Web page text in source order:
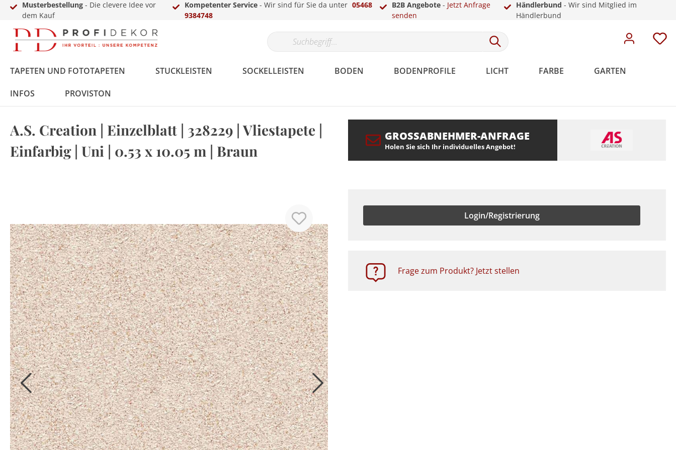
Musterbestellung - Die clevere Idee vor
dem Kauf
Kompetenter Service - Wir sind für Sie da unter 05468
9384748
B2B Angebote- Jetzt Anfrage
senden
Händlerbund - Wir sind Mitglied im
Händlerbund
TAPETEN UND FOTOTAPETEN STUCKLEISTEN SOCKELLEISTEN BODEN BODENPROFILE LICHT FARBE GARTEN
INFOS PROVISTON
Fototapeten Überstreichbar
Meistervlies
Meistervlies Pro
Meistervlies Creativ
Meistervlies Pure
Malervlies
Kollektionsbücher
Digitale
Kollektionsbücher
Bordüren Zubehör
Styropor Fassade Rosetten Dekoration
MDF
Berliner /
Weiße Sockelleisten Kunststoff
Vinyl Teppich
Übergangs- &
Ausgleichsprofile
Abschlussprofile
Parkettprofile
Treppenkantenprofile
LED-Sets LED Stuckleisten
Innenfarbe
Zierkies
Zubehör Gewerbekundenanfrage
A.S. Creation | Einzelblatt | 328229 | Vliestapete |
Einfarbig | Uni | 0.53 x 10.05 m | Braun
GROSSABNEHMER-ANFRAGE
Holen Sie sich Ihr individuelles Angebot!
Login/Registrierung
Frage zum Produkt? Jetzt stellen